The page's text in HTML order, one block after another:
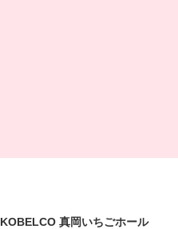
KOBELCO 真岡いちごホール